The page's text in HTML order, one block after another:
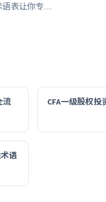
语表让你专…
流
CFA一级股权
语